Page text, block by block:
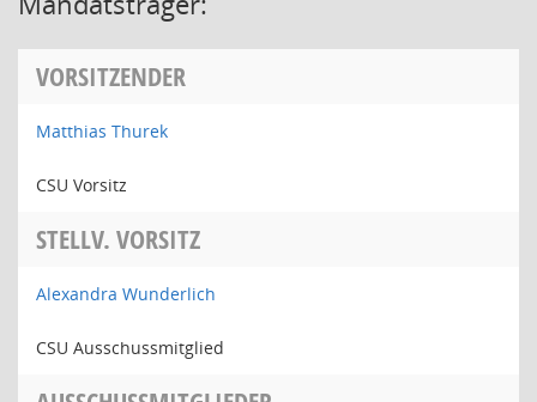
VORSITZENDER
Matthias Thurek
CSU Vorsitz
STELLV. VORSITZ
Alexandra Wunderlich
CSU Ausschussmitglied